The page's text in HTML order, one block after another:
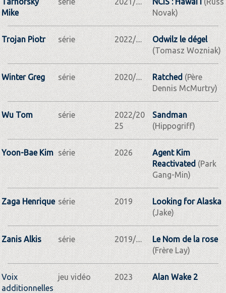
Mike
Novak)
Trojan Piotr série 2022/....
Odwilz le dégel
(Tomasz Wozniak)
Winter Greg série 2020/.... Ratched (Père
Dennis McMurtry)
Wu Tom série
2022/20
25
Sandman
(Hippogriff)
Yoon-Bae Kim série 2026
Agent Kim
Reactivated (Park
Gang-Min)
Zaga Henrique série 2019
Looking for Alaska
(Jake)
Zanis Alkis série 2019/....
Le Nom de la rose
(Frère Lay)
Voix
additionnelles
jeu vidéo 2023 Alan Wake 2